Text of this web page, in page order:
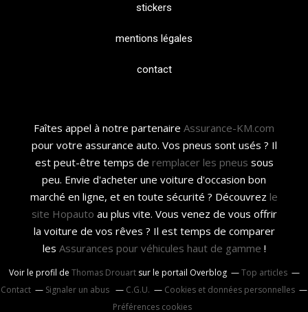
stickers
mentions légales
contact
Faîtes appel à notre partenaire Assurance-KM.com
pour votre assurance auto. Vos pneus sont usés ? Il
est peut-être temps de remplacer les pneus sous
peu. Envie d'acheter une voiture d'occasion bon
marché en ligne, et en toute sécurité ? Découvrez le
site Hopauto au plus vite. Vous venez de vous offrir
la voiture de vos rêves ? Il est temps de comparer
les Assurances pour véhicules haut de gamme !
Voir le profil de Thomas Drouartsur le portail Overblog
Top articles
Contact
Signaler un abus C.G.U.
Cookies et données personnelles
Préférences cookies